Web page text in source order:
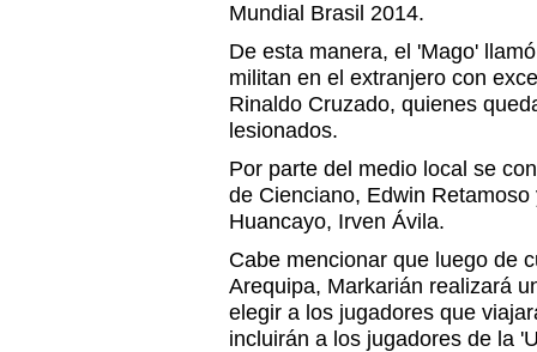
Mundial Brasil 2014.
De esta manera, el 'Mago'
militan en el extranjero con
Rinaldo Cruzado, quienes
lesionados.
Por parte del medio local se
de Cienciano, Edwin
Huancayo, Irven Ávila.
Cabe mencionar que luego de
Arequipa, Markarián realizará
elegir a los jugadores que
incluirán a los jugadores de la